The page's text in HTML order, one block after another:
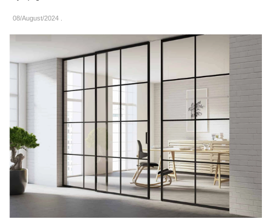
08/August/2024